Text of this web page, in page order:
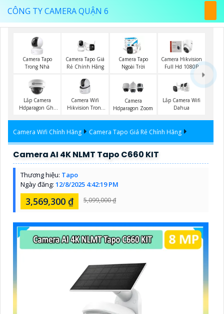
CÔNG TY CAMERA QUẬN 6
Camera Tapo
Trong Nhà
Camera Tapo Giá
Rẻ Chính Hãng
Camera Tapo
Ngoài Trời
Camera Hikvision
Full Hd 1080P
Lắp Camera
Hdparagon Ghi
Camera Wifi
Hikvision Trong
Camera
Hdparagon Zoom
Lắp Camera Wifi
Dahua
Camera Wifi Chính Hãng Camera Tapo Giá Rẻ Chính Hãng
Camera AI 4K NLMT Tapo C660 KIT
Thương hiệu: Tapo
Ngày đăng: 12/8/2025 4:42:19 PM
3,569,300 ₫ 5,099,000 ₫